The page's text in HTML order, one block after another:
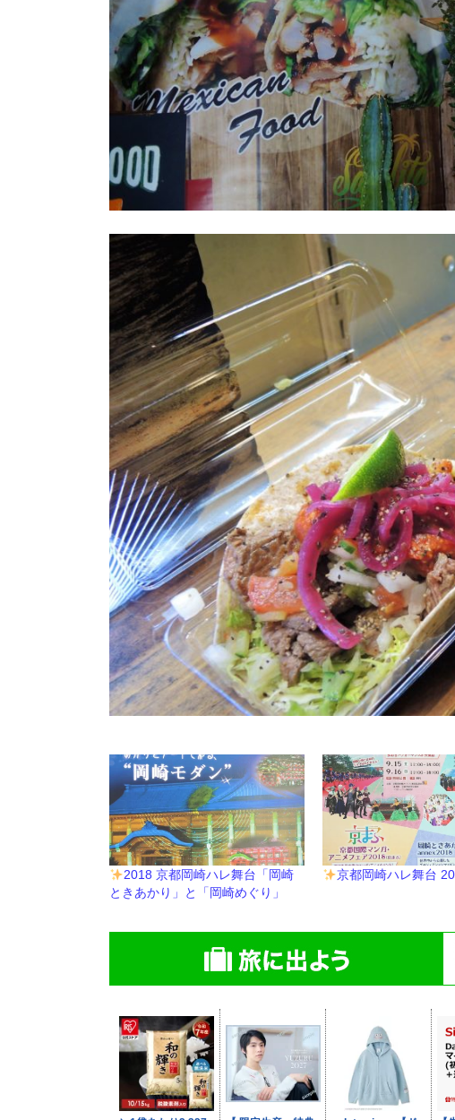
2018 京都岡崎ハレ舞台「岡崎
ときあかり」と「岡崎めぐり」
京都岡崎ハレ舞台